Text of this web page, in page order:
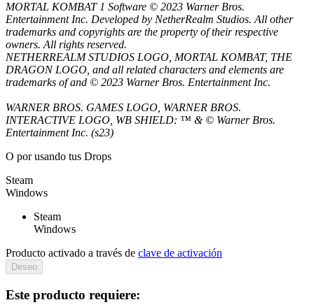
MORTAL KOMBAT 1 Software © 2023 Warner Bros.
Entertainment Inc. Developed by NetherRealm Studios. All other
trademarks and copyrights are the property of their respective
owners. All rights reserved.
NETHERREALM STUDIOS LOGO, MORTAL KOMBAT, THE
DRAGON LOGO, and all related characters and elements are
trademarks of and © 2023 Warner Bros. Entertainment Inc.
WARNER BROS. GAMES LOGO, WARNER BROS.
INTERACTIVE LOGO, WB SHIELD: ™ & © Warner Bros.
Entertainment Inc. (s23)
O porusando tus Drops
Steam
Windows
Steam
Windows
Producto activado a través de clave de activación
Deseo
Este producto requiere: